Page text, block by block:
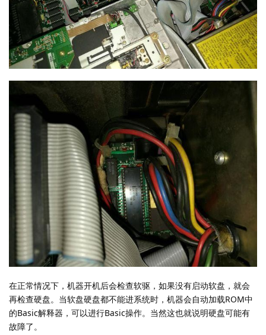
在正常情况下，机器开机后会检查软驱，如果没有启动软盘，就会
再检查硬盘。当软盘硬盘都不能进系统时，机器会自动加载ROM中
的Basic解释器，可以进行Basic操作。当然这也就说明硬盘可能有
故障了。